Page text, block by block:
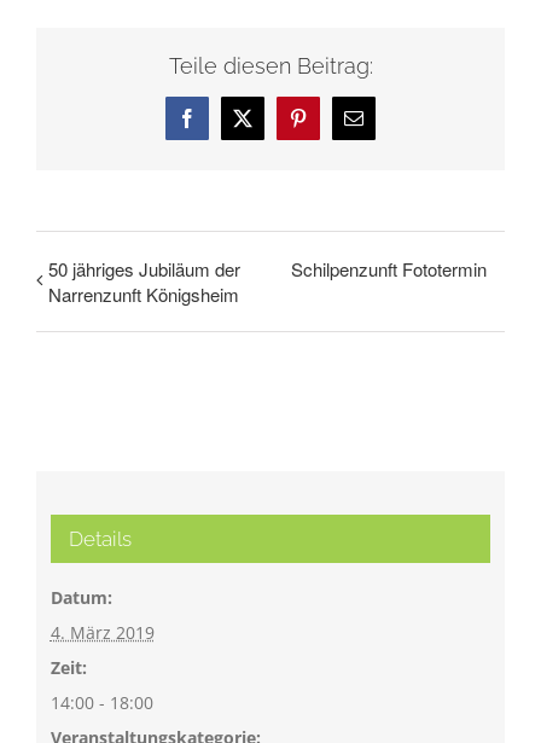
Teile diesen Beitrag:
Facebook
X Pinterest
E-
Mail
50 jähriges Jubiläum der
Narrenzunft Königsheim
Schilpenzunft Fototermin
Details
Datum:
4. März 2019
Zeit:
14:00 - 18:00
Veranstaltungskategorie: